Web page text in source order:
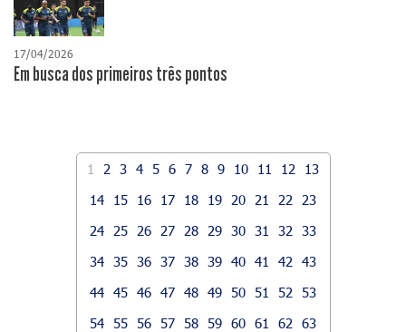
17/04/2026
​Em busca dos primeiros três pontos
1 2 3 4 5 6 7 8 9 10 11 12
13
14
15 16 17 18 19 20 21 22
23
24
25 26 27 28 29 30 31 32
33
34
35 36 37 38 39 40 41 42
43
44 45 46 47 48 49 50 51 52
53
54
55 56 57 58 59 60 61 62
63